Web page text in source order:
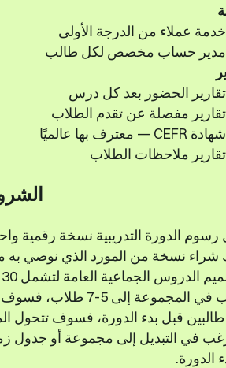
خدمة عملاء من الدرجة الأولى
مدير حساب مخصص لكل طالب
تقارير الحضور بعد كل درس
تقارير مفصلة عن تقدم الطلاب
شهادة CEFR — معترف بها عالميًا
تقارير ملاحظات الطلاب
الدورة التدريبية نسخة رقمية
شراء نسخة من المورد الذي نوصي به
قبل بدء الدورة، فسوف تتحول المجموعة
الدورة.